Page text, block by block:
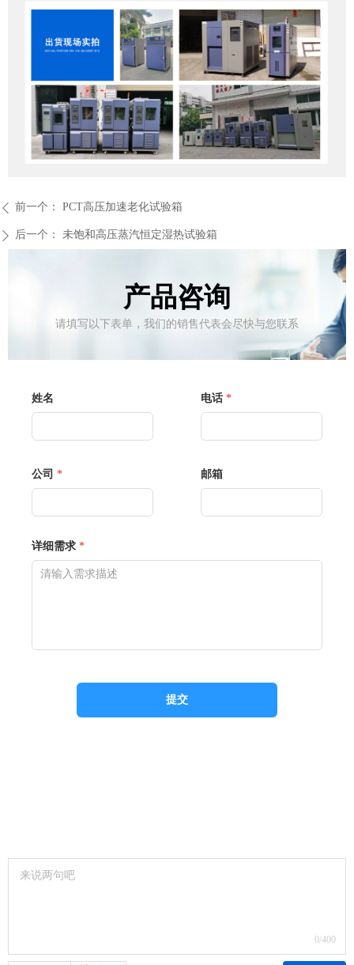
0/400
ꄴ 前一个： PCT高压加速老化试验箱
ꄲ 后一个： 未饱和高压蒸汽恒定湿热试验箱
产品咨询
请填写以下表单，我们的销售代表会尽快与您联系
姓名 电话 *
公司 * 邮箱
详细需求 *
提交